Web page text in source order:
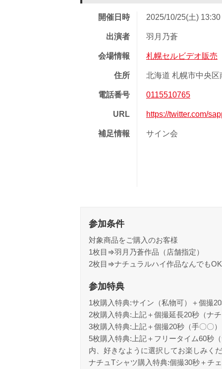
開催日時 2025/10/25(土) 13:30
出演者 羽月乃蒼
会場情報 札幌セルビデオ販売
住所 北海道 札幌市中央
電話番号 0115510765
URL https://twitter.com/
補足情報 サイン会
参加条件
対象商品をご購入のお客様
1枚目⇒羽月乃蒼作品（店舗指定）
2枚目⇒ナチュラルハイ作品なんでも
参加特典
1枚購入特典:サイン（私物可）＋個撮
2枚購入特典:上記＋個撮延長20秒（ナ
3枚購入特典:上記＋個撮20秒（手〇〇
5枚購入特典:上記＋フリータイム60秒
内、好きなように選択してお楽しみく
ナチュTシャツ購入特典:個撮30秒＋チ